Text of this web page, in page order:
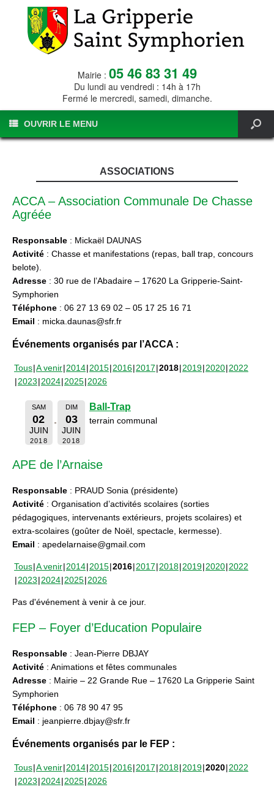
Mairie : 05 46 83 31 49
Du lundi au vendredi : 14h à 17h
Fermé le mercredi, samedi, dimanche.
OUVRIR LE MENU
ASSOCIATIONS
ACCA – Association Communale De Chasse
Agréée
Responsable : Mickaël DAUNAS
Activité : Chasse et manifestations (repas, ball trap, concours
belote).
Adresse : 30 rue de l’Abadaire – 17620 La Gripperie-Saint-
Symphorien
Téléphone : 06 27 13 69 02 – 05 17 25 16 71
Email : micka.daunas@sfr.fr
Événements organisés par l’ACCA :
Tous A venir 2014 2015 2016 2017 2018 2019 2020 2022
2023 2024 2025 2026
SAM
02
JUIN
2018
DIM
03
JUIN
2018
Ball-Trap
terrain communal
APE de l’Arnaise
Responsable : PRAUD Sonia (présidente)
Activité : Organisation d’activités scolaires (sorties
pédagogiques, intervenants extérieurs, projets scolaires) et
extra-scolaires (goûter de Noël, spectacle, kermesse).
Email : apedelarnaise@gmail.com
Tous A venir 2014 2015 2016 2017 2018 2019 2020 2022
2023 2024 2025 2026
Pas d'événement à venir à ce jour.
FEP – Foyer d’Education Populaire
Responsable : Jean-Pierre DBJAY
Activité : Animations et fêtes communales
Adresse : Mairie – 22 Grande Rue – 17620 La Gripperie Saint
Symphorien
Téléphone : 06 78 90 47 95
Email : jeanpierre.dbjay@sfr.fr
Événements organisés par le FEP :
Tous A venir 2014 2015 2016 2017 2018 2019 2020 2022
2023 2024 2025 2026